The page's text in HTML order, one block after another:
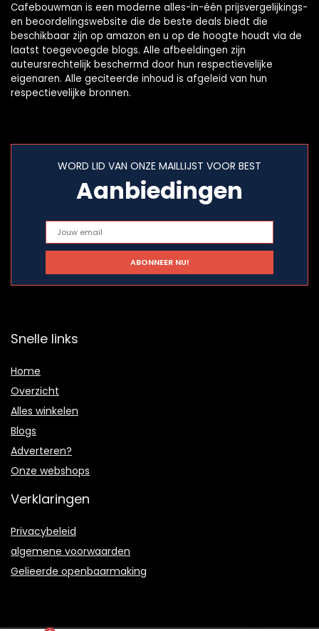
Cafebouwman is een moderne alles-in-één prijsvergelijkings-
en beoordelingswebsite die de beste deals biedt die
beschikbaar zijn op amazon en u op de hoogte houdt via de
laatst toegevoegde blogs. Alle afbeeldingen zijn
auteursrechtelijk beschermd door hun respectievelijke
eigenaren. Alle geciteerde inhoud is afgeleid van hun
respectievelijke bronnen.
WORD LID VAN ONZE MAILLIJST VOOR BEST
Aanbiedingen
Snelle links
Home
Overzicht
Alles winkelen
Blogs
Adverteren?
Onze webshops
Verklaringen
Privacybeleid
algemene voorwaarden
Gelieerde openbaarmaking